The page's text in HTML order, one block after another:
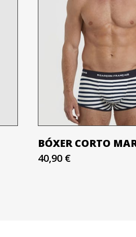
BÓXER CORTO
40,90 €